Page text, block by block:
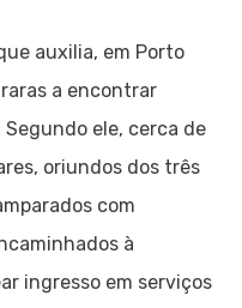
auxilia, em Porto
a encontrar
Segundo ele, cerca de
oriundos dos três
com
à
ingresso em serviços